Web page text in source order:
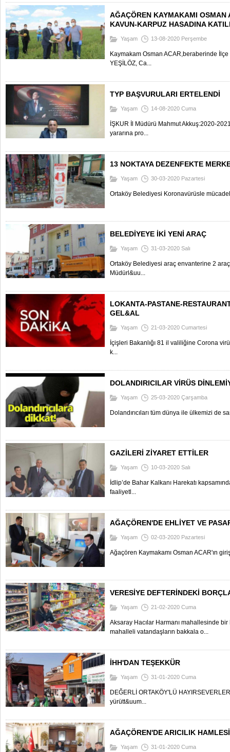
AĞAÇÖREN KAYMAKAMI OSMAN
KAVUN-KARPUZ HASADINA
Yaşam 13-08-2020 Perşembe
Kaymakam Osman ACAR,beraberinde İlçe
YEŞİLÖZ, Ca...
TYP BAŞVURULARI ERTELENDİ
Yaşam 14-08-2020 Cuma
İŞKUR İl Müdürü Mahmut Akkuş:2020-
yararına pro...
13 NOKTAYA DEZENFEKTE
Yaşam 30-03-2020 Pazartesi
Ortaköy Belediyesi Koronavürüsle
BELEDİYEYE İKİ YENİ ARAÇ
Yaşam 31-03-2020 Salı
Ortaköy Belediyesi araç envanterine 2
Müdürl&uu...
LOKANTA-PASTANE-
GEL&AL
Yaşam 21-03-2020 Cumartesi
İçişleri Bakanlığı 81 il valiliğine Corona
k...
DOLANDIRICILAR VİRÜS
Yaşam 25-03-2020 Çarşamba
Dolandırıcıları tüm dünya ile ülkemizi de
GAZİLERİ ZİYARET ETTİLER
Yaşam 10-03-2020 Salı
İdlip’de Bahar Kalkanı Harekatı
faaliyetl...
AĞAÇÖREN'DE EHLİYET VE
Yaşam 02-03-2020 Pazartesi
Ağaçören Kaymakamı Osman ACAR'ın
VERESİYE DEFTERİNDEKİ
Yaşam 21-02-2020 Cuma
Aksaray Hacılar Harmanı mahallesinde
mahalleli vatandaşların bakkala o...
İHH'DAN TEŞEKKÜR
Yaşam 31-01-2020 Cuma
DEĞERLİ ORTAKÖY'LÜ
yürütt&uum...
AĞAÇÖREN'DE ARICILIK HAMLESİ
Yaşam 31-01-2020 Cuma